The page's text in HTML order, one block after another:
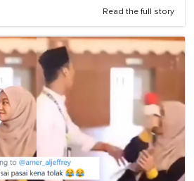
Read the full story